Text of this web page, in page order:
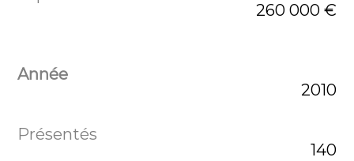
260 000 €
2010
140